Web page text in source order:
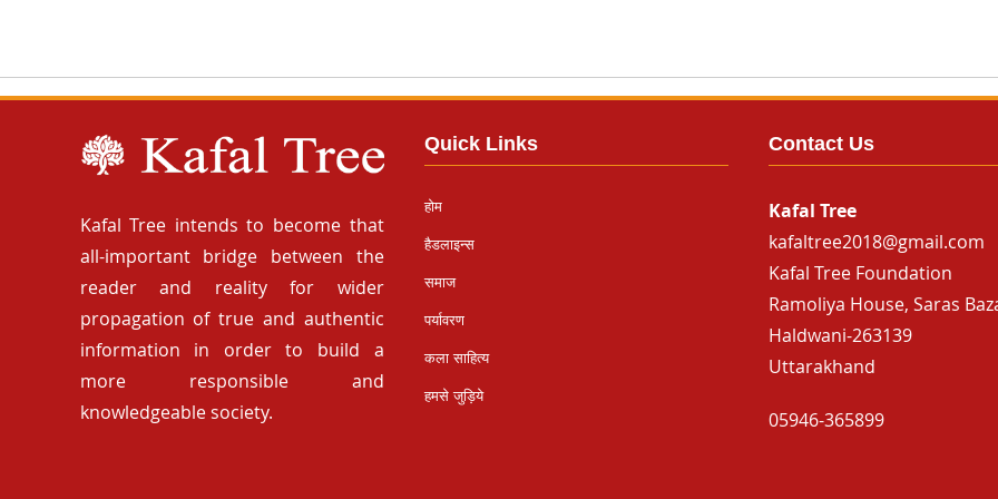
Kafal Tree intends to become that
all-important bridge between the
reader and reality for wider
propagation of true and authentic
information in order to build a
more responsible and
knowledgeable society.
Quick Links
होम
हैडलाइन्स
समाज
पर्यावरण
कला साहित्य
हमसे जुड़िये
Contact Us
Kafal Tree
kafaltree2018@gmail.com
Kafal Tree Foundation
Ramoliya House, Saras
Haldwani-263139
Uttarakhand
05946-365899